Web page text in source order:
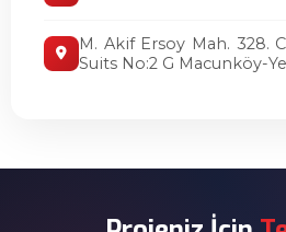
M. Akif Ersoy Mah. 328.
Suits No:2 G Macunköy-